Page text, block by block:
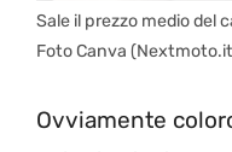
Sale il prezzo medio del
Foto Canva
Ovviamente